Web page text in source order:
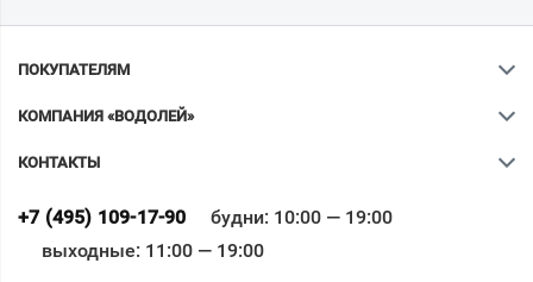
ПОКУПАТЕЛЯМ
КОМПАНИЯ «ВОДОЛЕЙ»
КОНТАКТЫ
+7 (495) 109-17-90
будни: 10:00 — 19:00
выходные: 11:00 — 19:00
Всё верно